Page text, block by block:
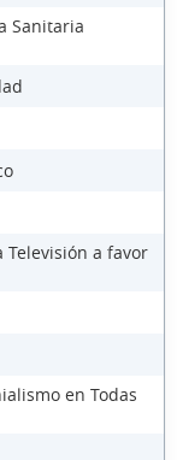
Sanitaria
Televisión a favor
en Todas